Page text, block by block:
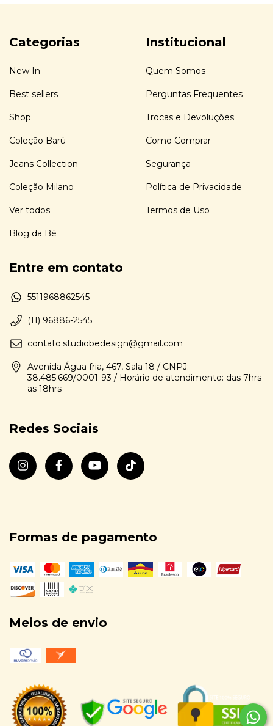
Categorias
New In
Best sellers
Shop
Coleção Barú
Jeans Collection
Coleção Milano
Ver todos
Blog da Bé
Institucional
Quem Somos
Perguntas Frequentes
Trocas e Devoluções
Como Comprar
Segurança
Política de Privacidade
Termos de Uso
Entre em contato
5511968862545
(11) 96886-2545
contato.studiobedesign@gmail.com
Avenida Água fria, 467, Sala 18 / CNPJ:
38.485.669/0001-93 / Horário de atendimento: das 7hrs
as 18hrs
Redes Sociais
Formas de pagamento
Meios de envio